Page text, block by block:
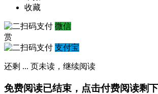
收藏
微信
赏
支付宝
还剩 ... 页未读， 继续阅读
免费阅读已结束，点击付费阅读剩下